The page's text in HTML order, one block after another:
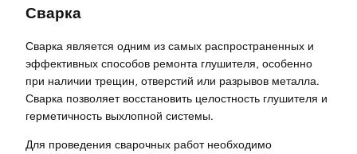
Сварка
Сварка является одним из самых распространенных и
эффективных способов ремонта глушителя, особенно
при наличии трещин, отверстий или разрывов металла.
Сварка позволяет восстановить целостность глушителя и
герметичность выхлопной системы.
Для проведения сварочных работ необходимо